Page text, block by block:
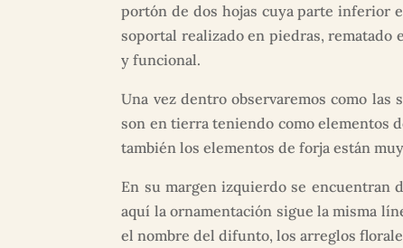
portón de dos hojas cuya parte inferior
soportal realizado en piedras, rematado
y funcional.
Una vez dentro observaremos como
son en tierra teniendo como elementos
también los elementos de forja están
En su margen izquierdo se encuentran
aquí la ornamentación sigue la misma
el nombre del difunto, los arreglos